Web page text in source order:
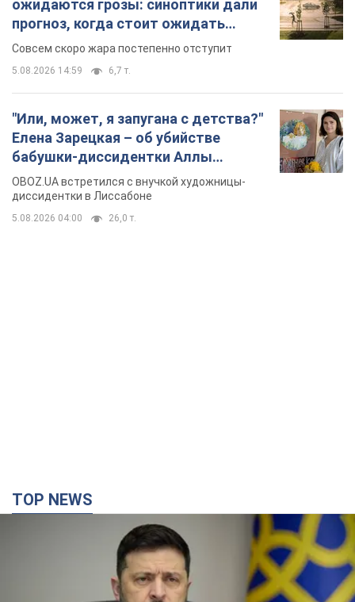
ожидаются грозы: синоптики дали
прогноз, когда стоит ожидать
изменения погоды
Совсем скоро жара постепенно отступит
5.08.2026 14:59 6,7 т.
"Или, может, я запугана с детства?"
Елена Зарецкая – об убийстве
бабушки-диссидентки Аллы
Горской, критике сына Стуса и
бегстве в Португалию с пятью
детьми
OBOZ.UA встретился с внучкой художницы-
диссидентки в Лиссабоне
5.08.2026 04:00 26,0 т.
TOP NEWS